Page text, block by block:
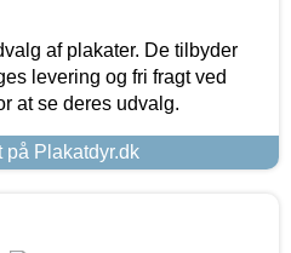
af plakater. De tilbyder
levering og fri fragt ved
at se deres udvalg.
på Plakatdyr.dk